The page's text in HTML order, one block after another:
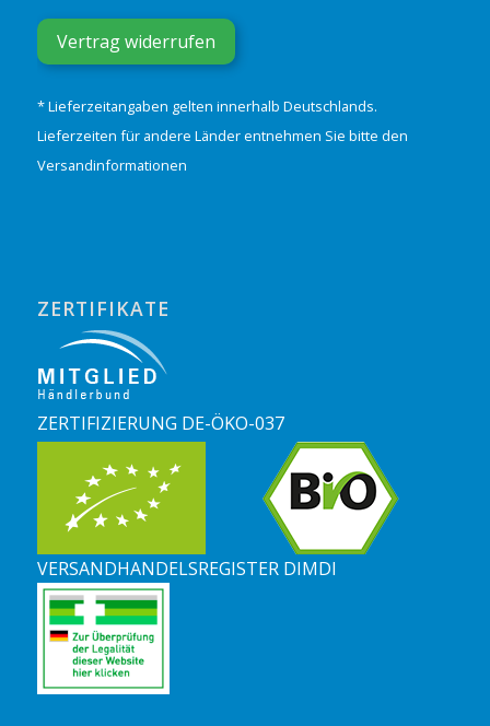
Vertrag widerrufen
* Lieferzeitangaben gelten innerhalb Deutschlands.
Lieferzeiten für andere Länder entnehmen Sie bitte den
Versandinformationen
ZERTIFIKATE
ZERTIFIZIERUNG DE-ÖKO-037
VERSANDHANDELSREGISTER DIMDI